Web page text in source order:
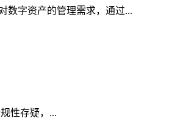
数字资产的管理需求，通过...
性存疑，...